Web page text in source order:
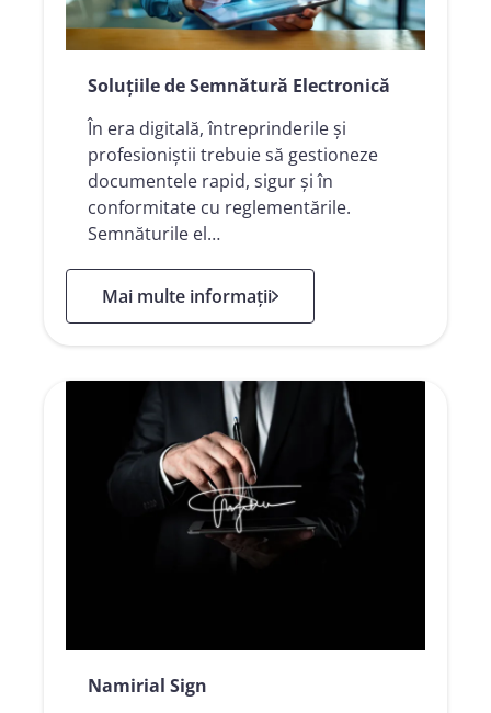
Soluțiile de Semnătură Electronică
În era digitală, întreprinderile și
profesioniștii trebuie să gestioneze
documentele rapid, sigur și în
conformitate cu reglementările.
Semnăturile el…
Mai multe informații
: Soluțiile de Semnătură Electronică
Namirial Sign